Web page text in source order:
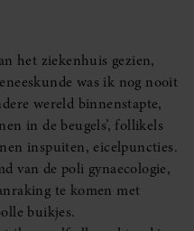
het ziekenhuis gezien,
was ik nog nooit
wereld binnenstapte,
in de beugels’, follikels
inspuiten, eicelpuncties.
van de poli gynaecologie,
te komen met
buikjes.